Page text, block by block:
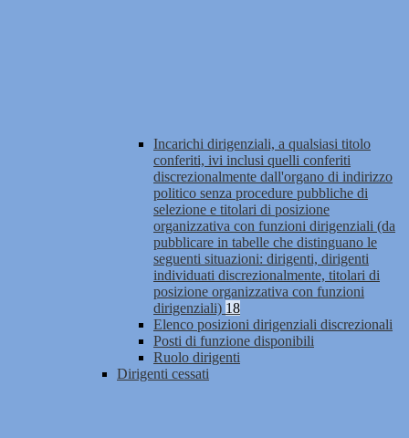
Incarichi dirigenziali, a qualsiasi titolo
conferiti, ivi inclusi quelli conferiti
discrezionalmente dall'organo di indirizzo
politico senza procedure pubbliche di
selezione e titolari di posizione
organizzativa con funzioni dirigenziali (da
pubblicare in tabelle che distinguano le
seguenti situazioni: dirigenti, dirigenti
individuati discrezionalmente, titolari di
posizione organizzativa con funzioni
dirigenziali) 18
Elenco posizioni dirigenziali discrezionali
Posti di funzione disponibili
Ruolo dirigenti
Dirigenti cessati